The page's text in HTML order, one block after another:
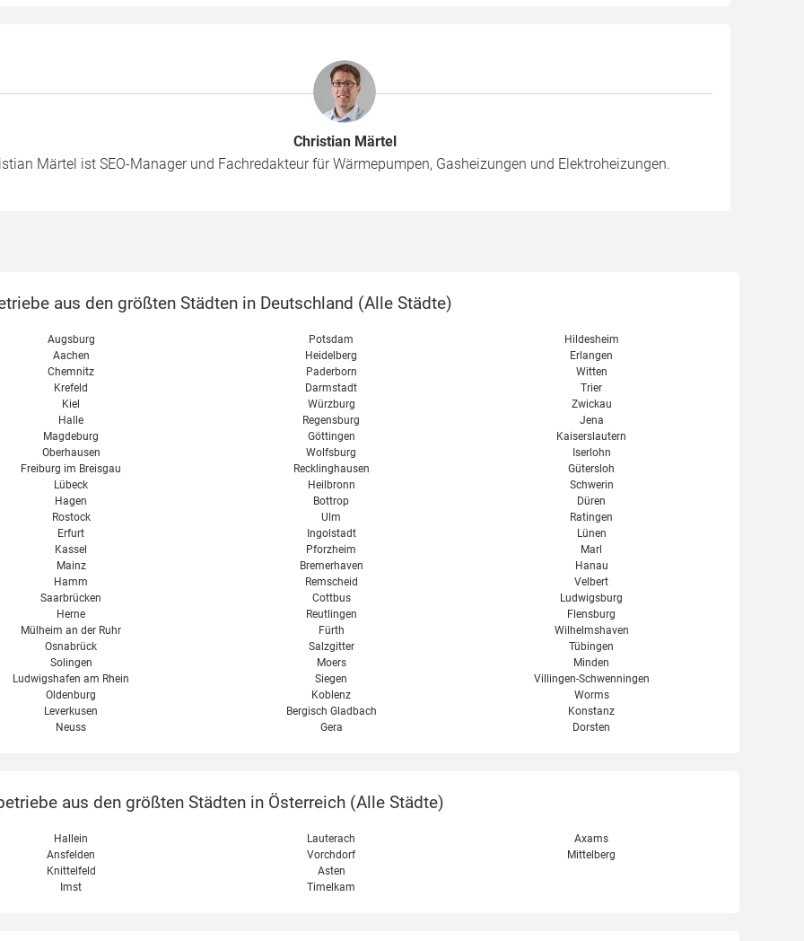
Christian Märtel
Märtel ist SEO-Manager und Fachredakteur für Wärmepumpen, Gasheizungen und Elektroheizungen.
aus den größten Städten in Deutschland (Alle Städte)
Augsburg
Aachen
Chemnitz
Krefeld
Kiel
Halle
Magdeburg
Oberhausen
Freiburg im Breisgau
Lübeck
Hagen
Rostock
Erfurt
Kassel
Mainz
Hamm
Saarbrücken
Herne
Mülheim an der Ruhr
Osnabrück
Solingen
Ludwigshafen am Rhein
Oldenburg
Leverkusen
Neuss
Potsdam
Heidelberg
Paderborn
Darmstadt
Würzburg
Regensburg
Göttingen
Wolfsburg
Recklinghausen
Heilbronn
Bottrop
Ulm
Ingolstadt
Pforzheim
Bremerhaven
Remscheid
Cottbus
Reutlingen
Fürth
Salzgitter
Moers
Siegen
Koblenz
Bergisch Gladbach
Gera
Hildesheim
Erlangen
Witten
Trier
Zwickau
Jena
Kaiserslautern
Iserlohn
Gütersloh
Schwerin
Düren
Ratingen
Lünen
Marl
Hanau
Velbert
Ludwigsburg
Flensburg
Wilhelmshaven
Tübingen
Minden
Villingen-Schwenningen
Worms
Konstanz
Dorsten
aus den größten Städten in Österreich (Alle Städte)
Hallein
Ansfelden
Knittelfeld
Imst
Lauterach
Vorchdorf
Asten
Timelkam
Axams
Mittelberg